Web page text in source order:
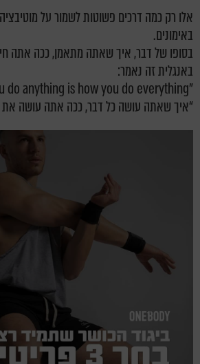
אלו רק כמה דרכים פשוטות לשמור על
באימונים.
בסופו של דבר, איך שאתה מתאמן, ככה אתה
באנגלית זה נאמר:
"How you do anything is how you do everything”
“איך שאתה עושה כל דבר, ככה אתה עושה את